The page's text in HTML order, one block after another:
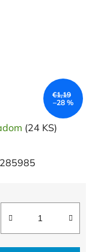
(24 KS)
€1,19
–28 %